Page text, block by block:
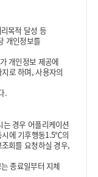
목적 달성 등
개인정보를
개인정보 제공에
로 하며, 사용자의
.
경우 어플리케이션
시에 기후행동1.5℃의
회를 요청하실 경우,
종료일부터 지체